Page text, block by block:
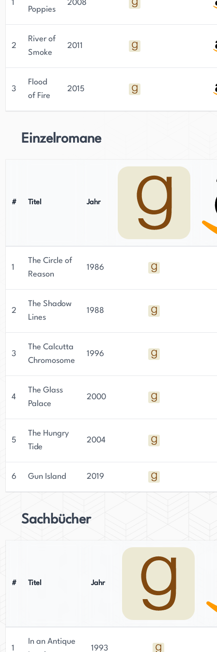
Schreiben des nächsten Bandes der Ibis Trilogie.
1
Poppies
2008
2
River of
Smoke
2011
3
Flood
of Fire
2015
Einzelromane
# Titel Jahr
1
The Circle of
Reason
1986
2
The Shadow
Lines
1988
3
The Calcutta
Chromosome
1996
4
The Glass
Palace
2000
5
The Hungry
Tide
2004
6 Gun Island 2019
Sachbücher
# Titel Jahr
1
In an Antique
1993